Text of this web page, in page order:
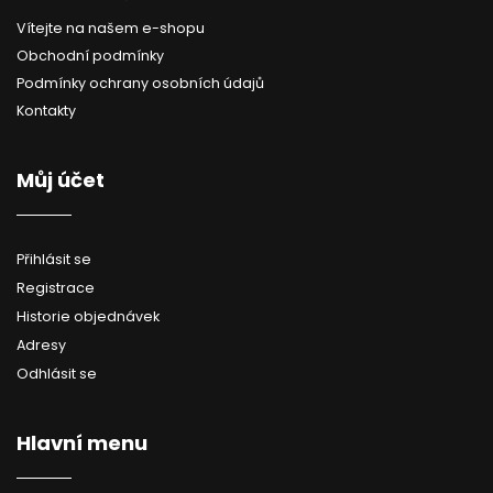
Vítejte na našem e-shopu
Obchodní podmínky
Podmínky ochrany osobních údajů
Kontakty
Můj účet
Přihlásit se
Registrace
Historie objednávek
Adresy
Odhlásit se
Hlavní menu